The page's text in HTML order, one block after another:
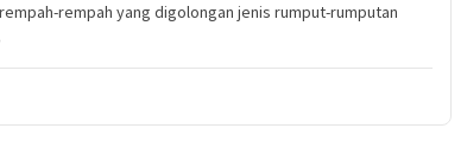
rempah-rempah yang digolongan jenis rumput-rumputan